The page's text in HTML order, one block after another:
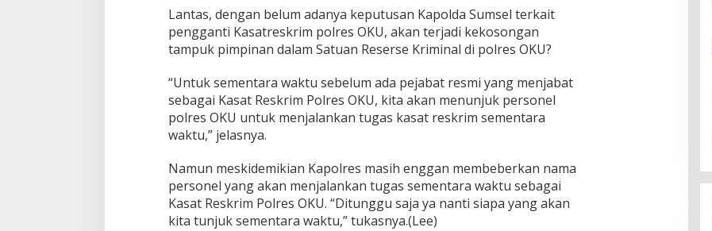
Lantas, dengan belum adanya keputusan Kapolda Sumsel terkait
pengganti Kasatreskrim polres OKU, akan terjadi kekosongan
tampuk pimpinan dalam Satuan Reserse Kriminal di polres OKU?
“Untuk sementara waktu sebelum ada pejabat resmi yang menjabat
sebagai Kasat Reskrim Polres OKU, kita akan menunjuk personel
polres OKU untuk menjalankan tugas kasat reskrim sementara
waktu,” jelasnya.
Namun meskidemikian Kapolres masih enggan membeberkan nama
personel yang akan menjalankan tugas sementara waktu sebagai
Kasat Reskrim Polres OKU. “Ditunggu saja ya nanti siapa yang akan
kita tunjuk sementara waktu,” tukasnya.(Lee)